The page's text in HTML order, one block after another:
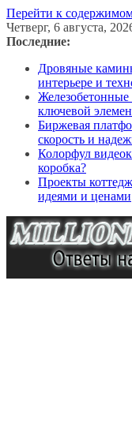
Перейти к
Четверг, 6 августа,
Последние:
Дровяные
интерьере и
ключевой
Биржевая
скорость и
Колорфул
коробка?
Проекты
идеями и ценами